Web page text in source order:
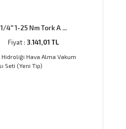
1/4'' 1-25 Nm Tork A ...
Fiyat : 3.141,01 TL